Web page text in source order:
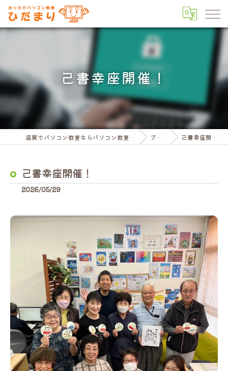
己書幸座開催！
滋賀でパソコン教室ならパソコン教室ひだまり ブログ 己書幸座開催！
己書幸座開催！
2026/05/29